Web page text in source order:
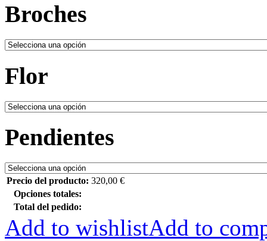
Broches
Flor
Pendientes
Precio del producto: 320,00 €
Opciones totales:
Total del pedido:
Add to wishlistAdd to